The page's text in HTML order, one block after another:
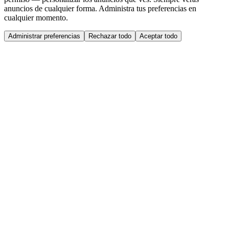
anuncios de cualquier forma. Administra tus preferencias en
cualquier momento.
Administrar preferencias Rechazar todo Aceptar todo